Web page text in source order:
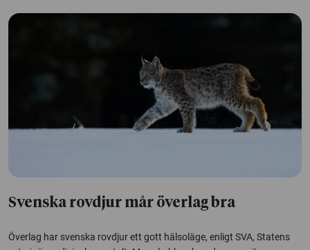
Svenska rovdjur mår överlag bra
Överlag har svenska rovdjur ett gott hälsoläge, enligt SVA, Statens